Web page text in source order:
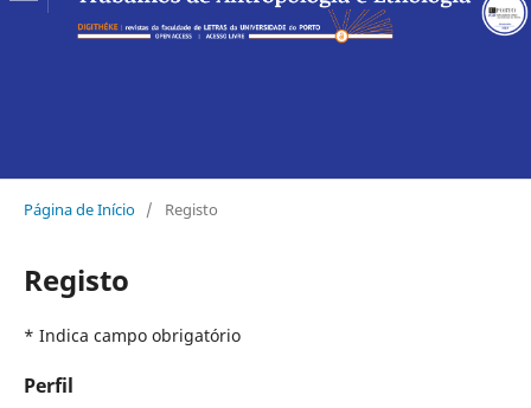
Página de Início / Registo
Registo
* Indica campo obrigatório
Perfil